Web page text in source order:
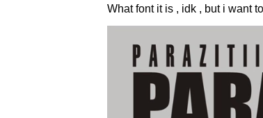
What font it is , idk , but i want